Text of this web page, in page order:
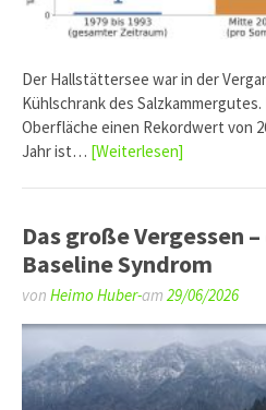
Der Hallstättersee war in der
Kühlschrank des
Oberfläche einen Rekordwert von
Jahr ist… [Weiterlesen]
Das große Vergessen
Baseline Syndrom
von Heimo Huber-am 29/06/2026